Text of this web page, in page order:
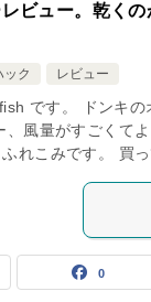
ビュー。乾く
ック レビュー
です。 ドンキの
風量がすごくて
れこみです。 買
0